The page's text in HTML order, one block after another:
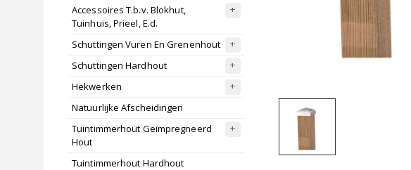
Accessoires T.b.v. Blokhut,
Tuinhuis, Prieel, E.d.
Schuttingen Vuren En Grenenhout
Schuttingen Hardhout
Hekwerken
Natuurlijke Afscheidingen
Tuintimmerhout Geïmpregneerd
Hout
Tuintimmerhout Hardhout